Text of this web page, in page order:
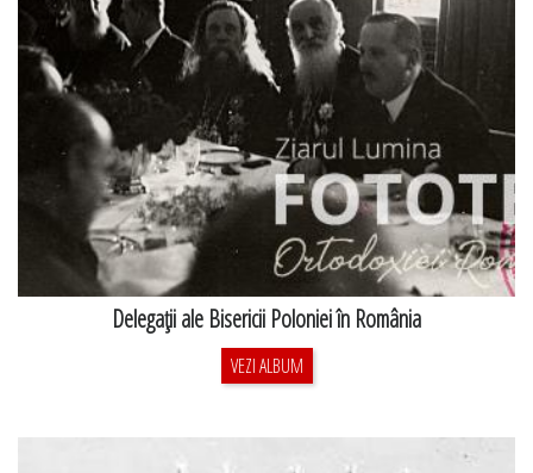
Delegaţii ale Bisericii Poloniei în România
VEZI ALBUM